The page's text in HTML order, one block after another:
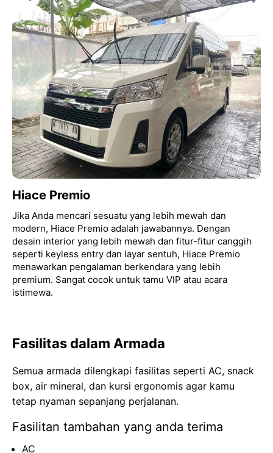
Hiace Premio
Jika Anda mencari sesuatu yang lebih mewah dan
modern, Hiace Premio adalah jawabannya. Dengan
desain interior yang lebih mewah dan fitur-fitur canggih
seperti keyless entry dan layar sentuh, Hiace Premio
menawarkan pengalaman berkendara yang lebih
premium. Sangat cocok untuk tamu VIP atau acara
istimewa.
Fasilitas dalam Armada
Semua armada dilengkapi fasilitas seperti AC, snack
box, air mineral, dan kursi ergonomis agar kamu
tetap nyaman sepanjang perjalanan.
Fasilitan tambahan yang anda terima
AC